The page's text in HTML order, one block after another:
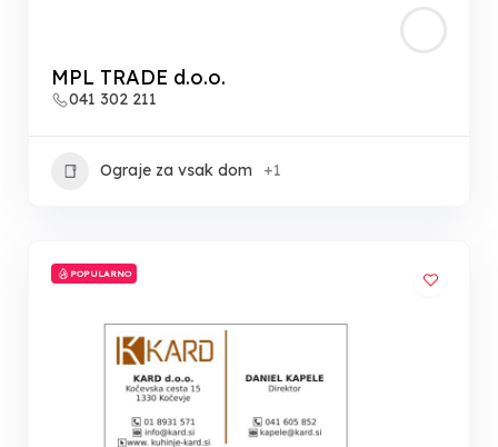
MPL TRADE d.o.o.
041 302 211
Ograje za vsak dom +1
POPULARNO